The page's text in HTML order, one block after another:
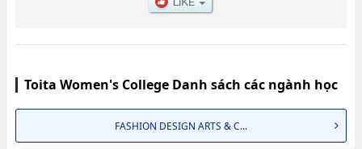
Toita Women's College Danh sách các ngành học
FASHION DESIGN ARTS & C...